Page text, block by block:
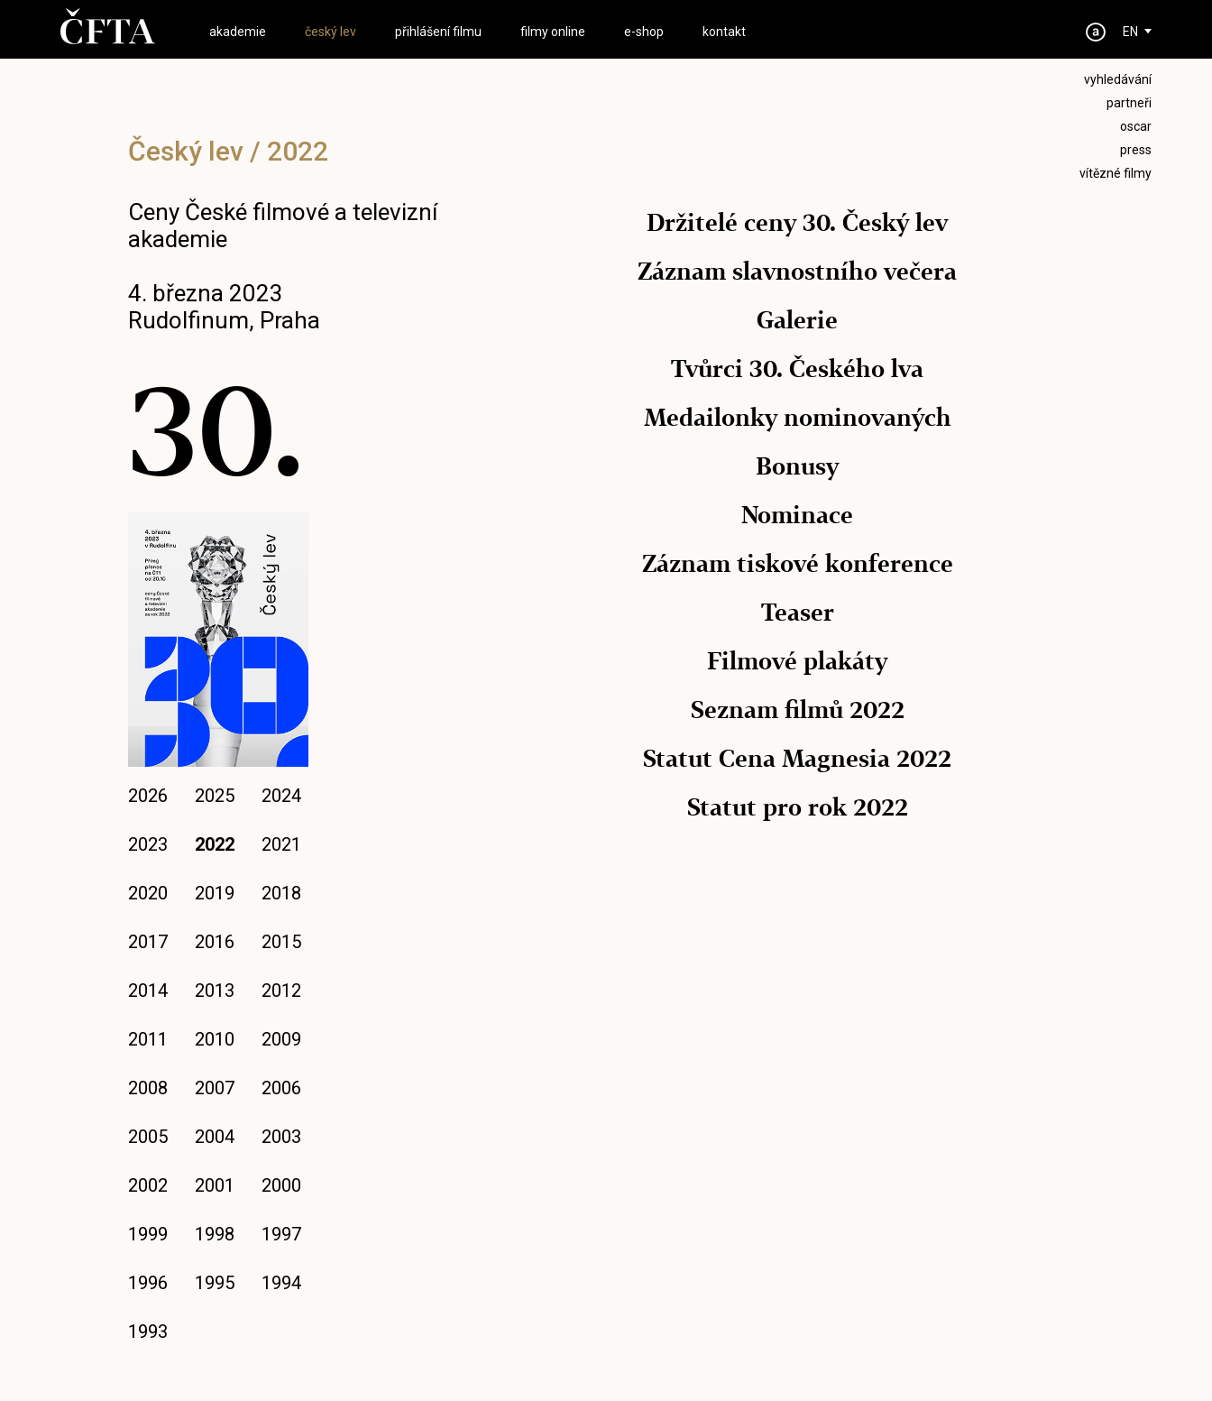
akademie český lev přihlášení filmu filmy online e-shop kontakt EN
vyhledávání
partneři
oscar
press
vítězné filmy
Český lev / 2022
Ceny České filmové a televizní
akademie
4. března 2023
Rudolfinum, Praha
30.
2026 2025 2024
2023 2022 2021
2020 2019 2018
2017 2016 2015
2014 2013 2012
2011 2010 2009
2008 2007 2006
2005 2004 2003
2002 2001 2000
1999 1998 1997
1996 1995 1994
1993
Držitelé ceny 30. Český lev
Záznam slavnostního večera
Galerie
Tvůrci 30. Českého lva
Medailonky nominovaných
Bonusy
Nominace
Záznam tiskové konference
Teaser
Filmové plakáty
Seznam filmů 2022
Statut Cena Magnesia 2022
Statut pro rok 2022